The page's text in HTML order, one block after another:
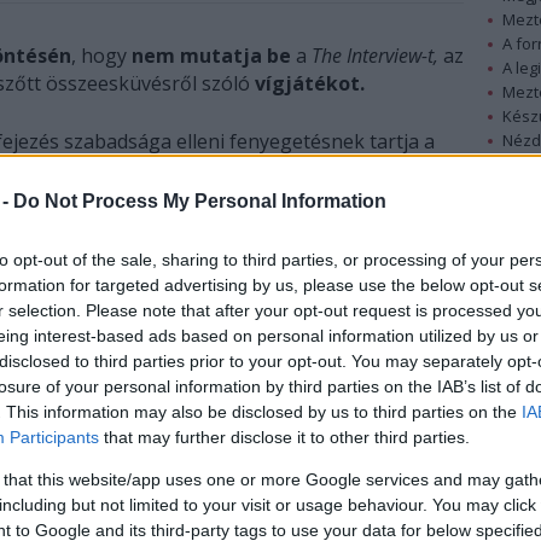
Do Not Process My Personal Information
opt-out of the sale, sharing to third parties, or processing of your
for targeted advertising by us, please use the below opt-out
selection. Please note that after your opt-out request is processed
interest-based ads based on personal information utilized by us
to third parties prior to your opt-out. You may separately
of your personal information by third parties on the IAB’s list of
This information may also be disclosed by us to third parties on the
Participants that may further disclose it to other third parties.
that this website/app uses one or more Google services and may
but not limited to your visit or usage behaviour. You may
to Google and its third-party tags to use your data for below
, hogy nem mutatja be a The Interview-t, az
összeesküvésről szóló vígjátékot.
szabadsága elleni fenyegetésnek tartja a
számítógépes rendszerét néhány hete
azt - tudósított a BBC hírportálja. A hackerek
azokat az amerikai mozikat, amelyek műsorukra
újságíró megbízást kap a CIA-tól, hogy öljék
Unt. A csütörtökre kitűzött New York-i
A Sony azt mondta, nem tervezi a film
A
A